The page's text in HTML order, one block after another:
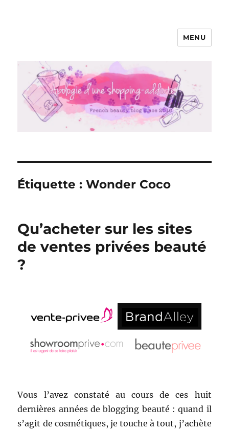
Apologie d'une Shopping-addicte
MENU
Étiquette :Wonder Coco
Qu’acheter sur les sites
de ventes privées beauté
?
Vous l’avez constaté au cours de ces huit
dernières années de blogging beauté : quand il
s’agit de cosmétiques, je touche à tout, j’achète